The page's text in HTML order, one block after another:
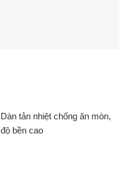
Dàn tản nhiệt chống ăn mòn,
độ bền cao